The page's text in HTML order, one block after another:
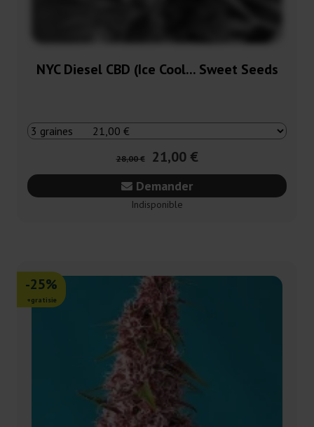
NYC Diesel CBD (Ice Cool... Sweet Seeds
28,00 € 21,00 €
Demander
Indisponible
-25%
+gratisie